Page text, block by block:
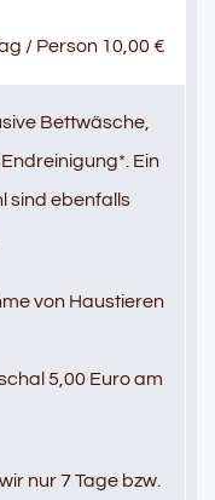
/ Person 10,00 €
Bettwäsche,
Ein
sind ebenfalls
von Haustieren
5,00 Euro am
nur 7 Tage bzw.